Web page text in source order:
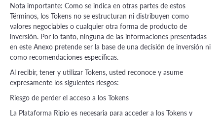
Nota importante: Como se indica en otras partes de estos
Términos, los Tokens no se estructuran ni distribuyen como
valores negociables o cualquier otra forma de producto de
inversión. Por lo tanto, ninguna de las informaciones presentadas
en este Anexo pretende ser la base de una decisión de inversión ni
como recomendaciones específicas.
Al recibir, tener y utilizar Tokens, usted reconoce y asume
expresamente los siguientes riesgos:
Riesgo de perder el acceso a los Tokens
La Plataforma Ripio es necesaria para acceder a los Tokens y